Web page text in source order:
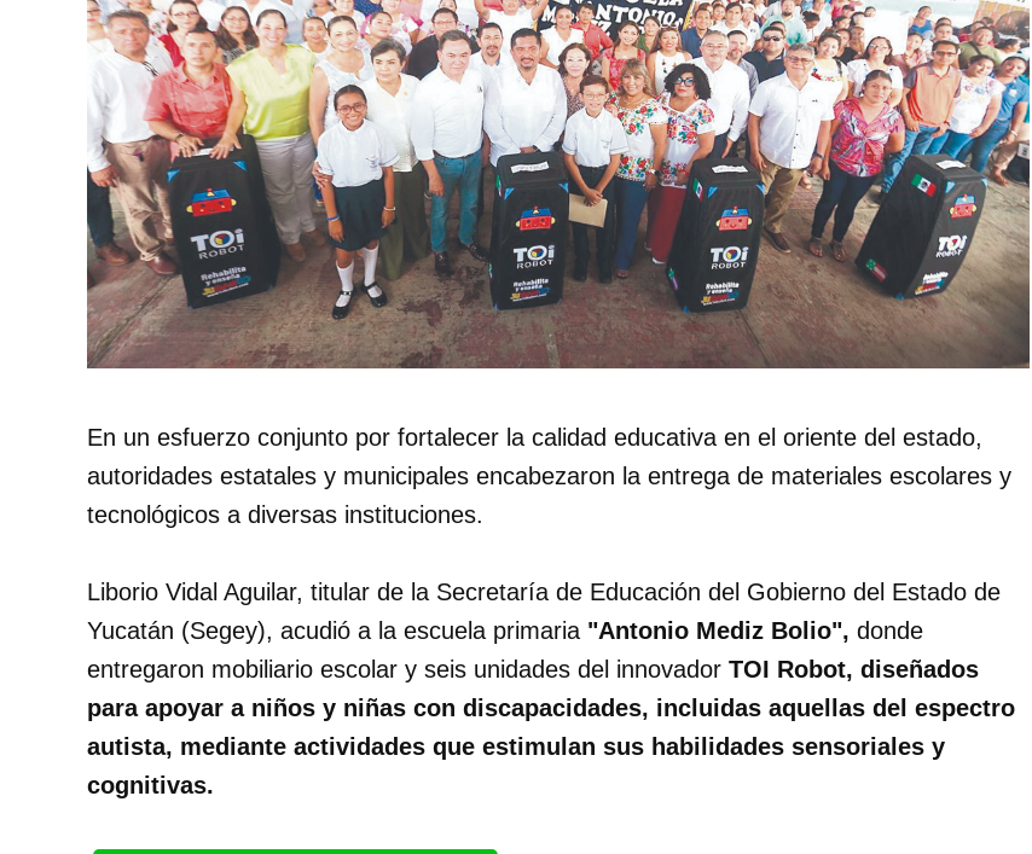
En un esfuerzo conjunto por fortalecer la calidad educativa en el oriente del estado,
autoridades estatales y municipales encabezaron la entrega de materiales escolares y
tecnológicos a diversas instituciones.
Liborio Vidal Aguilar, titular de la Secretaría de Educación del Gobierno del Estado de
Yucatán (Segey), acudió a la escuela primaria "Antonio Mediz Bolio", donde
entregaron mobiliario escolar y seis unidades del innovador TOI Robot, diseñados
para apoyar a niños y niñas con discapacidades, incluidas aquellas del espectro
autista, mediante actividades que estimulan sus habilidades sensoriales y
cognitivas.